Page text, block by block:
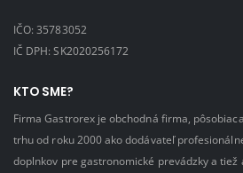
IČO: 35783052
IČ DPH: SK2020256172
KTO SME?
Firma Gastrorex je obchodná firma,
trhu od roku 2000 ako dodávateľ
doplnkov pre gastronomické prevádzky a tiež